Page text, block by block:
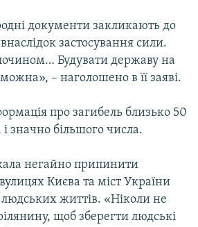
документи закликають до
застосування сили.
Будувати державу на
– наголошено в її заяві.
про загибель близько 50
значно більшого числа.
негайно припинити
Києва та міст України
життів. «Ніколи не
щоб зберегти людські